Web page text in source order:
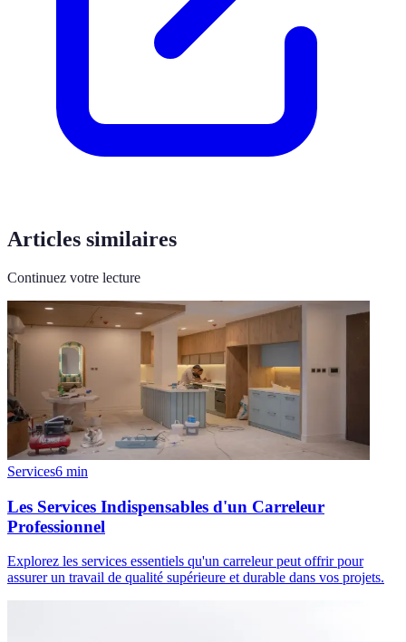
Articles similaires
Continuez votre lecture
Services6 min
Les Services Indispensables d'un Carreleur
Professionnel
Explorez les services essentiels qu'un carreleur peut offrir pour
assurer un travail de qualité supérieure et durable dans vos projets.